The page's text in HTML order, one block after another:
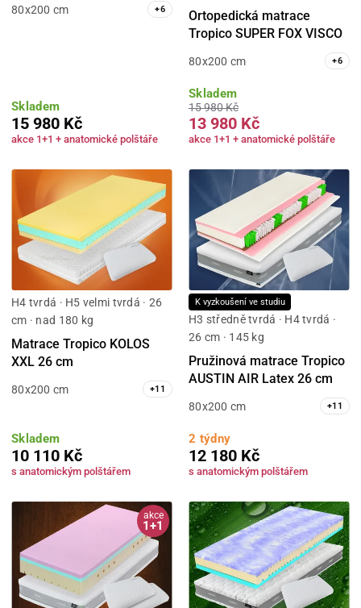
80x200 cm +6
Skladem
15 980 Kč
akce 1+1 + anatomické polštáře
Ortopedická matrace
Tropico SUPER FOX VISCO
80x200 cm +6
Skladem
15 980 Kč
13 980 Kč
akce 1+1 + anatomické polštáře
H4 tvrdá · H5 velmi tvrdá · 26
cm · nad 180 kg
Matrace Tropico KOLOS
XXL 26 cm
80x200 cm +11
Skladem
10 110 Kč
s anatomickým polštářem
K vyzkoušení ve studiu
H3 středně tvrdá · H4 tvrdá ·
26 cm · 145 kg
Pružinová matrace Tropico
AUSTIN AIR Latex 26 cm
80x200 cm +11
2 týdny
12 180 Kč
s anatomickým polštářem
akce
1+1